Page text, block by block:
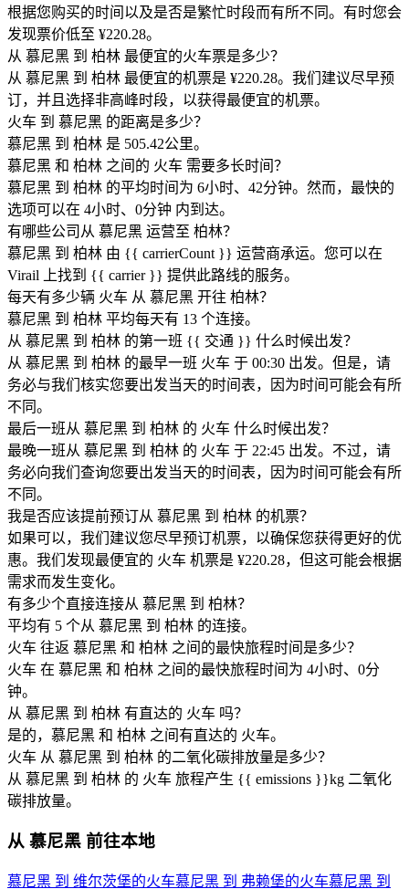
根据您购买的时间以及是否是繁忙时段而有所不同。有时您会
发现票价低至 ¥220.28。
从 慕尼黑 到 柏林 最便宜的火车票是多少？
从 慕尼黑 到 柏林 最便宜的机票是 ¥220.28。我们建议尽早预
订，并且选择非高峰时段，以获得最便宜的机票。
火车 到 慕尼黑 的距离是多少？
慕尼黑 到 柏林 是 505.42公里。
慕尼黑 和 柏林 之间的 火车 需要多长时间？
慕尼黑 到 柏林 的平均时间为 6小时、42分钟。然而，最快的
选项可以在 4小时、0分钟 内到达。
有哪些公司从 慕尼黑 运营至 柏林？
慕尼黑 到 柏林 由 {{ car​​rierCount }} 运营商承运。您可以在
Virail 上找到 {{ car​​rier }} 提供此路线的服务。
每天有多少辆 火车 从 慕尼黑 开往 柏林？
慕尼黑 到 柏林 平均每天有 13 个连接。
从 慕尼黑 到 柏林 的第一班 {{ 交通 }} 什么时候出发？
从 慕尼黑 到 柏林 的最早一班 火车 于 00:30 出发。但是，请
务必与我们核实您要出发当天的时间表，因为时间可能会有所
不同。
最后一班从 慕尼黑 到 柏林 的 火车 什么时候出发？
最晚一班从 慕尼黑 到 柏林 的 火车 于 22:45 出发。不过，请
务必向我们查询您要出发当天的时间表，因为时间可能会有所
不同。
我是否应该提前预订从 慕尼黑 到 柏林 的机票？
如果可以，我们建议您尽早预订机票，以确保您获得更好的优
惠。我们发现最便宜的 火车 机票是 ¥220.28，但这可能会根据
需求而发生变化。
有多少个直接连接从 慕尼黑 到 柏林？
平均有 5 个从 慕尼黑 到 柏林 的连接。
火车 往返 慕尼黑 和 柏林 之间的最快旅程时间是多少？
火车 在 慕尼黑 和 柏林 之间的最快旅程时间为 4小时、0分
钟。
从 慕尼黑 到 柏林 有直达的 火车 吗？
是的，慕尼黑 和 柏林 之间有直达的 火车。
火车 从 慕尼黑 到 柏林 的二氧化碳排放量是多少？
从 慕尼黑 到 柏林 的 火车 旅程产生 {{ emissions }}kg 二氧化
碳排放量。
从 慕尼黑 前往本地
慕尼黑 到 维尔茨堡的火车慕尼黑 到 弗赖堡的火车慕尼黑 到